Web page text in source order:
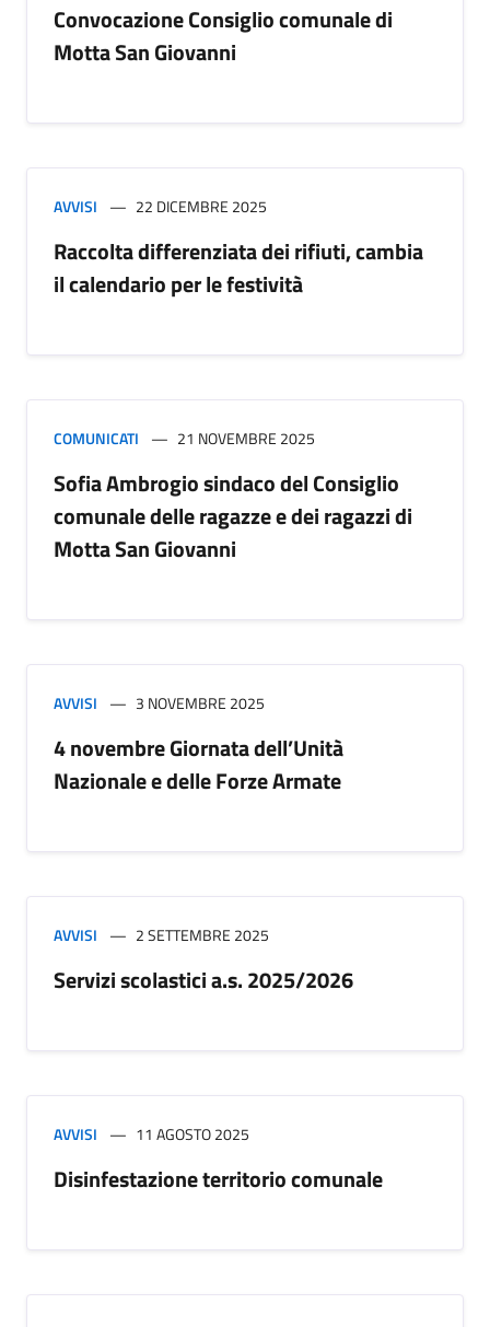
Convocazione Consiglio comunale di
Motta San Giovanni
AVVISI 22 DICEMBRE 2025
Raccolta differenziata dei rifiuti, cambia
il calendario per le festività
COMUNICATI 21 NOVEMBRE 2025
Sofia Ambrogio sindaco del Consiglio
comunale delle ragazze e dei ragazzi di
Motta San Giovanni
AVVISI 3 NOVEMBRE 2025
4 novembre Giornata dell’Unità
Nazionale e delle Forze Armate
AVVISI 2 SETTEMBRE 2025
Servizi scolastici a.s. 2025/2026
AVVISI 11 AGOSTO 2025
Disinfestazione territorio comunale